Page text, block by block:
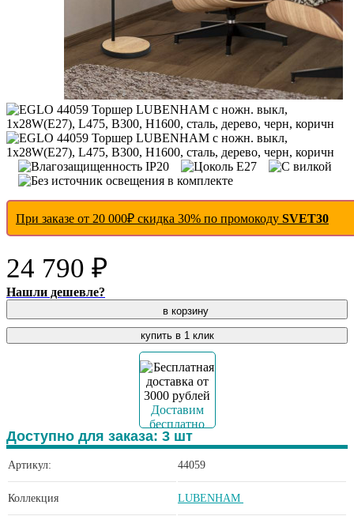
При заказе от 20 000₽ скидка 30% по промокоду SVET30
24 790 ₽
Нашли дешевле?
в корзину
купить в 1 клик
Доставим
бесплатно
Доступно для заказа: 3 шт
Артикул: 44059
Коллекция LUBENHAM